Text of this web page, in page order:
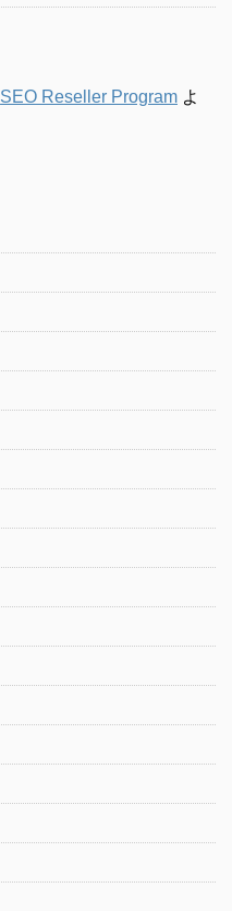
SEO Reseller Program よ